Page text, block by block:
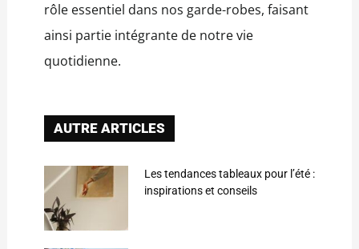
rôle essentiel dans nos garde-robes, faisant
ainsi partie intégrante de notre vie
quotidienne.
AUTRE ARTICLES
Les tendances tableaux pour l’été :
inspirations et conseils